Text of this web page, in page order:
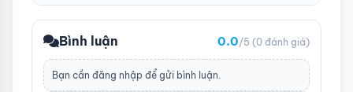
Bình luận 0.0/5 (0 đánh giá)
Bạn cần đăng nhập để gửi bình luận.